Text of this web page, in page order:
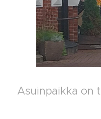
Asuinpaikka on